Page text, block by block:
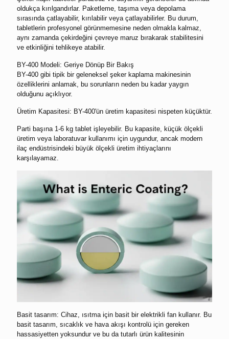
oldukça kırılgandırlar. Paketleme, taşıma veya depolama
sırasında çatlayabilir, kırılabilir veya çatlayabilirler. Bu durum,
tabletlerin profesyonel görünmemesine neden olmakla kalmaz,
aynı zamanda çekirdeğini çevreye maruz bırakarak stabilitesini
ve etkinliğini tehlikeye atabilir.
BY-400 Modeli: Geriye Dönüp Bir Bakış
BY-400 gibi tipik bir geleneksel şeker kaplama makinesinin
özelliklerini anlamak, bu sorunların neden bu kadar yaygın
olduğunu açıklıyor.
Üretim Kapasitesi: BY-400'ün üretim kapasitesi nispeten küçüktür.
Parti başına 1-6 kg tablet işleyebilir. Bu kapasite, küçük ölçekli
üretim veya laboratuvar kullanımı için uygundur, ancak modern
ilaç endüstrisindeki büyük ölçekli üretim ihtiyaçlarını
karşılayamaz.
Basit tasarım: Cihaz, ısıtma için basit bir elektrikli fan kullanır. Bu
basit tasarım, sıcaklık ve hava akışı kontrolü için gereken
hassasiyetten yoksundur ve bu da tutarlı ürün kalitesinin